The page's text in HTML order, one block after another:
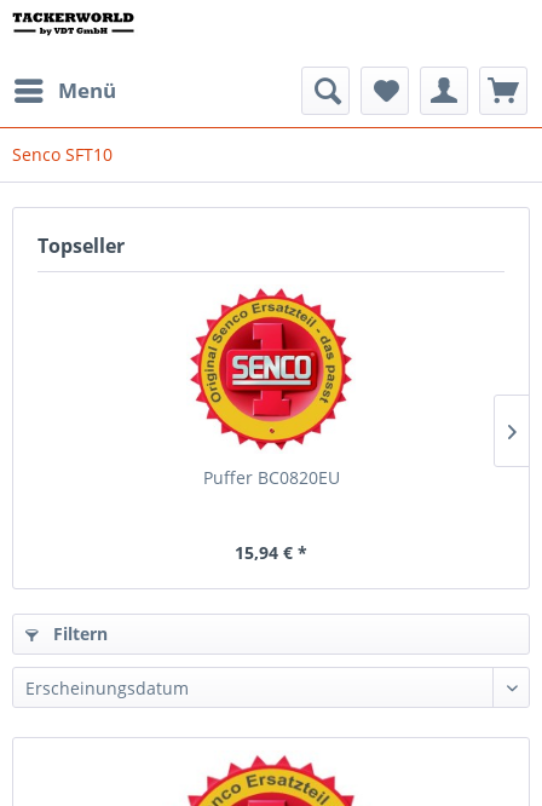
Menü
Senco SFT10
Topseller
Puffer BC0820EU
15,94 € *
Filtern